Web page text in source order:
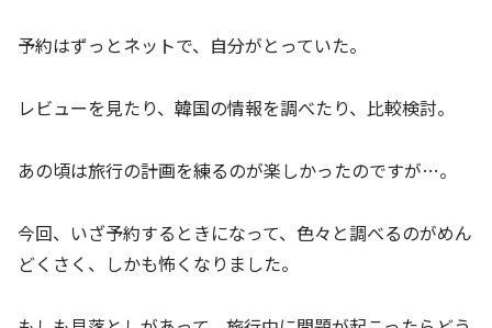
予約はずっとネットで、自分がとっていた。
レビューを見たり、韓国の情報を調べたり、比較検討。
あの頃は旅行の計画を練るのが楽しかったのですが…。
今回、いざ予約するときになって、色々と調べるのがめん
どくさく、しかも怖くなりました。